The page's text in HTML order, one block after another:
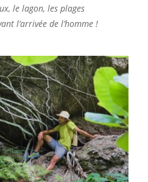
le lagon, les plages
l’arrivée de l’homme !